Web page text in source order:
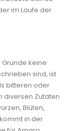
im Laufe der
keine
sind, ist
bitteren oder
diversen Zutaten
Blüten,
in der